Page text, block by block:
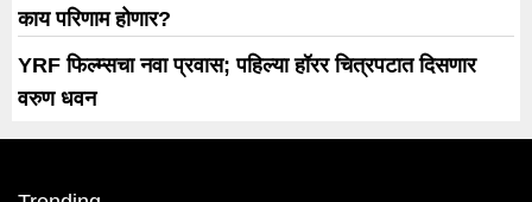
काय परिणाम होणार?
YRF फिल्म्सचा नवा प्रवास; पहिल्या हॉरर चित्रपटात दिसणार
वरुण धवन